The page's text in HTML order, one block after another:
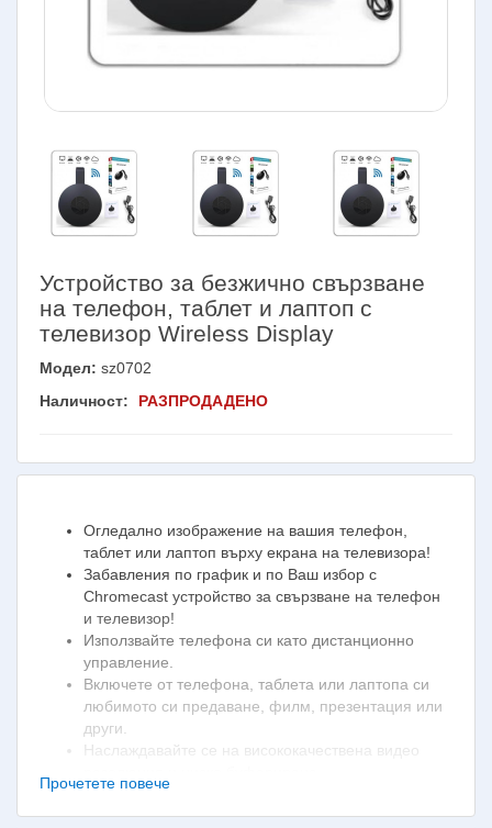
Устройство за безжично свързване
на телефон, таблет и лаптоп с
телевизор Wireless Display
Модел: sz0702
Наличност:
РАЗПРОДАДЕНО
Огледално изображение на вашия телефон,
таблет или лаптоп върху екрана на телевизора!
Забавления по график и по Ваш избор с
Chromecast устройство за свързване на телефон
и телевизор!
Използвайте телефона си като дистанционно
управление.
Включете от телефона, таблета или лаптопа си
любимото си предаване, филм, презентация или
други.
Наслаждавайте се на висококачествена видео
Персонализирайте телевизионния си екран!
Високоскоростна безжична връзка!
Прочетете повече